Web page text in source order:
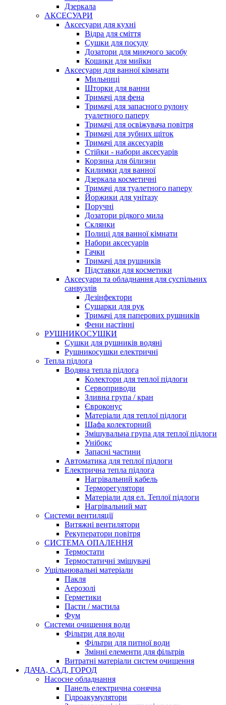
Дзеркала
АКСЕСУАРИ
Аксесуари для кухні
Відра для сміття
Сушки для посуду
Дозатори для миючого засобу
Кошики для мийки
Аксесуари для ванної кімнати
Мильниці
Шторки для ванни
Тримачі для фена
Тримачі для запасного рулону
туалетного паперу
Тримачі для освіжувача повітря
Тримачі для зубних щіток
Тримачі для аксесуарів
Стійки - набори аксесуарів
Корзина для білизни
Килимки для ванної
Дзеркала косметичні
Тримачі для туалетного паперу
Йоржики для унітазу
Поручні
Дозатори рідкого мила
Склянки
Полиці для ванної кімнати
Набори аксесуарів
Гачки
Тримачі для рушників
Підставки для косметики
Аксесуари та обладнання для суспільних
санвузлів
Дезінфектори
Сушарки для рук
Тримачі для паперових рушників
Фени настінні
РУШНИКОСУШКИ
Сушки для рушників водяні
Рушникосушки електричні
Тепла підлога
Водяна тепла підлога
Колектори для теплої підлоги
Сервоприводи
Зливна група / кран
Євроконус
Матеріали для теплої підлоги
Шафа колекторний
Змішувальна група для теплої підлоги
Унібокс
Запасні частини
Автоматика для теплої підлоги
Електрична тепла підлога
Нагрівальний кабель
Терморегулятори
Матеріали для ел. Теплої підлоги
Нагрівальний мат
Системи вентиляції
Витяжні вентилятори
Рекуператори повітря
СИСТЕМА ОПАЛЕННЯ
Термостати
Термостатичні змішувачі
Ущільнювальні матеріали
Пакля
Аерозолі
Герметики
Пасти / мастила
Фум
Системи очищення води
Фільтри для води
Фільтри для питної води
Змінні елементи для фільтрів
Витратні матеріали систем очищення
ДАЧА, САД, ГОРОД
Насосне обладнання
Панель електрична сонячна
Гідроакумулятори